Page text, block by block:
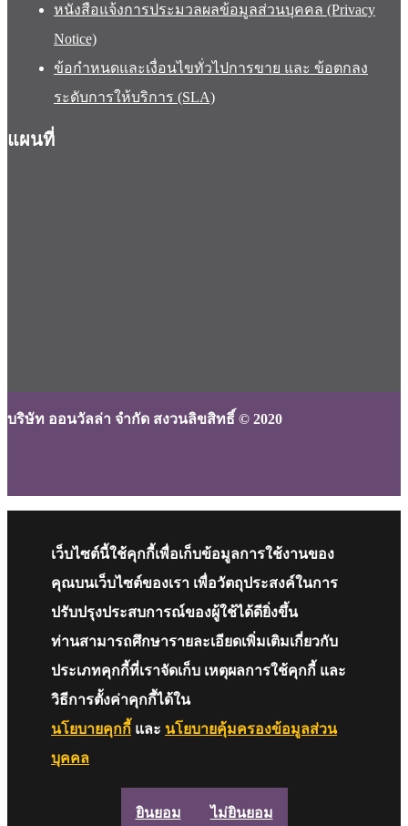
หนังสือแจ้งการประมวลผลข้อมูลส่วนบุคคล (Privacy
Notice)
ข้อกำหนดและเงื่อนไขทั่วไปการขาย และ ข้อตกลง
ระดับการให้บริการ (SLA)
แผนที่
บริษัท ออนวัลล่า จำกัด สงวนลิขสิทธิ์ © 2020
เว็บไซต์นี้ใช้คุกกี้เพื่อเก็บข้อมูลการใช้งานของ
คุณบนเว็บไซต์ของเรา เพื่อวัตถุประสงค์ในการ
ปรับปรุงประสบการณ์ของผู้ใช้ได้ดียิ่งขึ้น
ท่านสามารถศึกษารายละเอียดเพิ่มเติมเกี่ยวกับ
ประเภทคุกกี้ที่เราจัดเก็บ เหตุผลการใช้คุกกี้ และ
วิธีการตั้งค่าคุกกี้ได้ใน
นโยบายคุกกี้ และ นโยบายคุ้มครองข้อมูลส่วน
บุคคล
ยินยอม ไม่ยินยอม